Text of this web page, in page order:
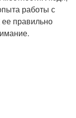
работы с
ее правильно